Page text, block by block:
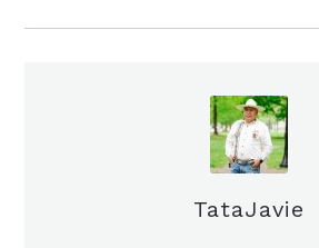
TataJavie